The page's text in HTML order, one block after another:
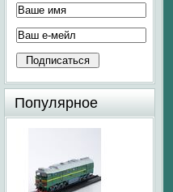
Популярное